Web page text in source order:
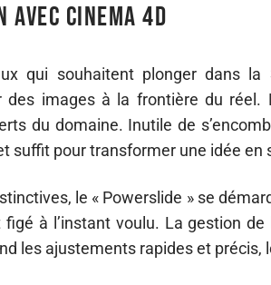
Cinema 4D
qui souhaitent plonger dans la
des images à la frontière du réel.
du domaine. Inutile de
suffit pour transformer une idée
le « Powerslide » se
figé à l’instant voulu. La gestion
les ajustements rapides et précis,